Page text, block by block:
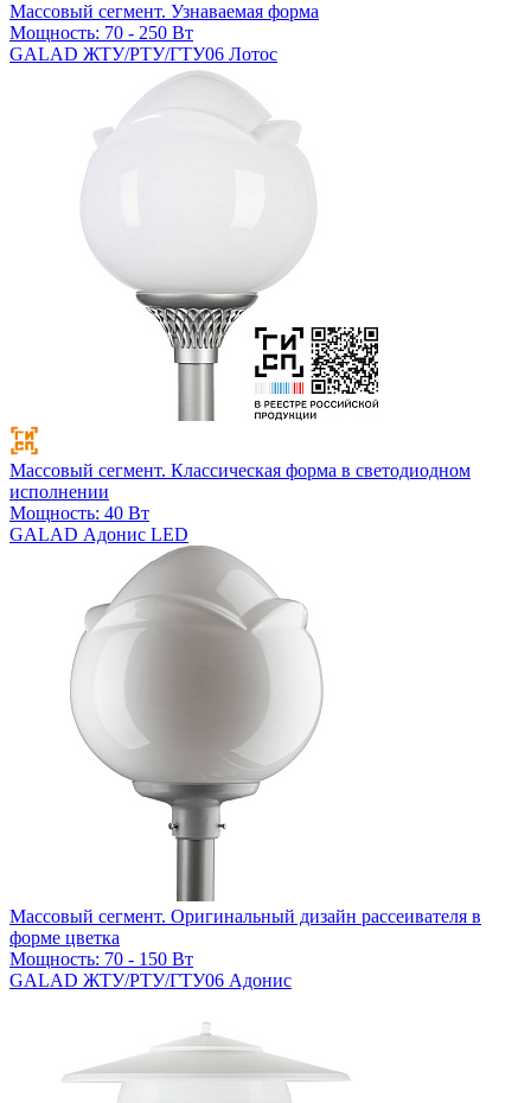
Массовый сегмент. Узнаваемая форма
Мощность: 70 - 250 Вт
GALAD ЖТУ/РТУ/ГТУ06 Лотос
Массовый сегмент. Классическая форма в светодиодном
исполнении
Мощность: 40 Вт
GALAD Адонис LED
Массовый сегмент. Оригинальный дизайн рассеивателя в
форме цветка
Мощность: 70 - 150 Вт
GALAD ЖТУ/РТУ/ГТУ06 Адонис